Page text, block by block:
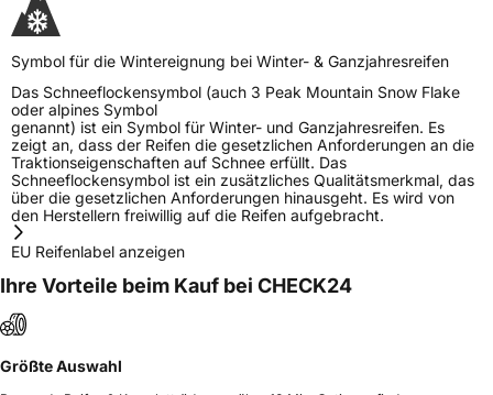
Symbol für die Wintereignung bei Winter- & Ganzjahresreifen
Das Schneeflockensymbol (auch 3 Peak Mountain Snow Flake
oder alpines Symbol
genannt) ist ein Symbol für Winter- und Ganzjahresreifen. Es
zeigt an, dass der Reifen die gesetzlichen Anforderungen an die
Traktionseigenschaften auf Schnee erfüllt. Das
Schneeflockensymbol ist ein zusätzliches Qualitätsmerkmal, das
über die gesetzlichen Anforderungen hinausgeht. Es wird von
den Herstellern freiwillig auf die Reifen aufgebracht.
EU Reifenlabel anzeigen
Ihre Vorteile beim Kauf bei CHECK24
Größte Auswahl